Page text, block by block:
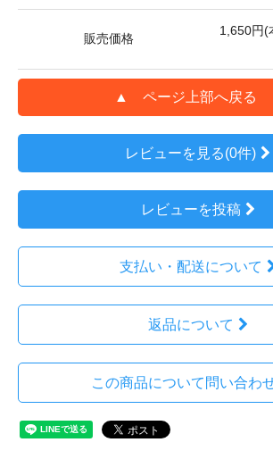
販売価格
1,650円(
▲ ページ上部へ戻る
レビューを見る(0件)
レビューを投稿
支払い・配送について
返品について
この商品について問い合わ